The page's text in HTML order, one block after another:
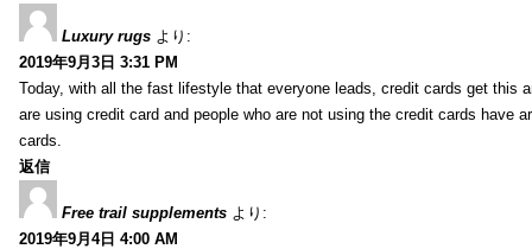
Luxury rugs より:
2019年9月3日 3:31 PM
Today, with all the fast lifestyle that everyone leads, credit cards get this
are using credit card and people who are not using the credit cards have
cards.
返信
Free trail supplements より:
2019年9月4日 4:00 AM